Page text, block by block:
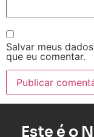
Salvar meus
que eu comentar.
Este é o